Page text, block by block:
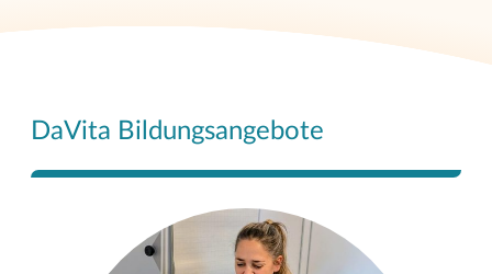
DaVita Bildungsangebote